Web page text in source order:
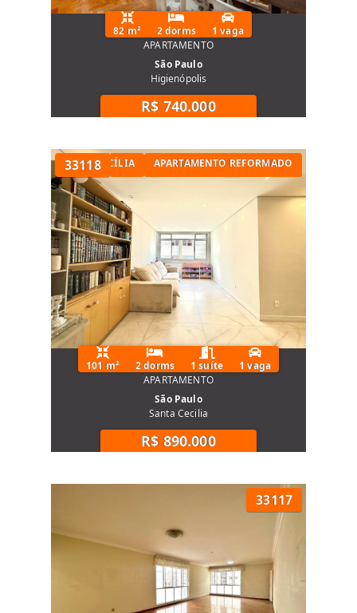
82 m² 2 dorms
1 vaga
APARTAMENTO
São Paulo
Higienópolis
R$ 740.000
33118
NA SANTA CECÍLIA APARTAMENTO REFORMADO
101 m² 2 dorms 1 suíte
1 vaga
APARTAMENTO
São Paulo
Santa Cecilia
R$ 890.000
33117